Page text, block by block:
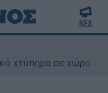
σε χώρα του